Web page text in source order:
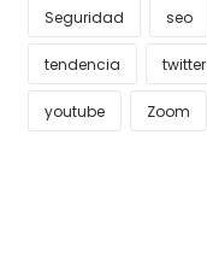
Seguridad seo
tendencia twitter
youtube Zoom